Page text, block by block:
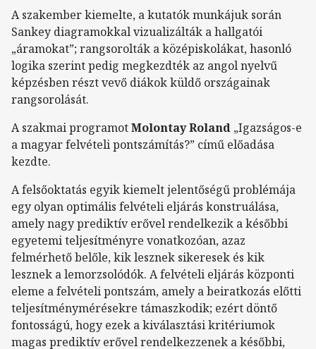
A szakember kiemelte, a kutatók munkájuk során
Sankey diagramokkal vizualizálták a hallgatói
„áramokat”; rangsorolták a középiskolákat, hasonló
logika szerint pedig megkezdték az angol nyelvű
képzésben részt vevő diákok küldő országainak
rangsorolását.
A szakmai programotMolontay Roland „Igazságos-e
a magyar felvételi pontszámítás?” című előadása
kezdte.
A felsőoktatás egyik kiemelt jelentőségű problémája
egy olyan optimális felvételi eljárás konstruálása,
amely nagy prediktív erővel rendelkezik a későbbi
egyetemi teljesítményre vonatkozóan, azaz
felmérhető belőle, kik lesznek sikeresek és kik
lesznek a lemorzsolódók. A felvételi eljárás központi
eleme a felvételi pontszám, amely a beiratkozás előtti
teljesítménymérésekre támaszkodik; ezért döntő
fontosságú, hogy ezek a kiválasztási kritériumok
magas prediktív erővel rendelkezzenek a későbbi,